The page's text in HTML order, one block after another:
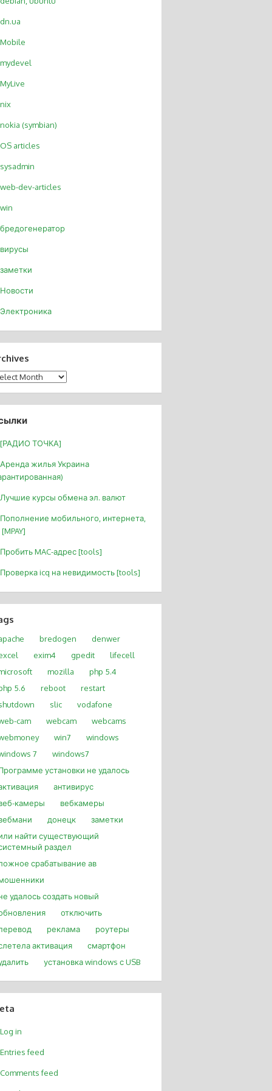
dn.ua
Mobile
mydevel
MyLive
nix
nokia (symbian)
OS articles
sysadmin
web-dev-articles
win
бредогенератор
вирусы
заметки
Новости
Электроника
[РАДИО ТОЧКА]
Аренда жилья Украина
Лучшие курсы обмена эл. валют
Пополнение мобильного, интернета,
Пробить MAC-адрес [tools]
Проверка icq на невидимость [tools]
bredogen
denwer
exim4 gpedit
lifecell
mozilla
php 5.4
5.6
reboot
restart
slic
vodafone
cam
webcam
webcams
win7
windows
7
windows7
установки не удалось
антивирус
камеры
вебкамеры
донецк
заметки
найти существующий
раздел
срабатывание ав
удалось создать новый
отключить
реклама
роутеры
активация
смартфон
установка windows с USB
Log in
Entries feed
Comments feed